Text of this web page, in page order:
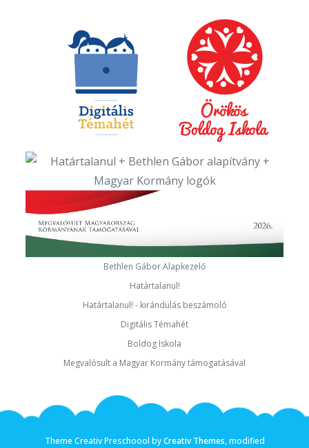
Bethlen Gábor Alapkezelő
Határtalanul!
Határtalanul! - kirándulás beszámoló
Digitális Témahét
Boldog Iskola
Megvalósult a Magyar Kormány támogatásával
Theme Creativ Preschoool byCreativ Themes, modified